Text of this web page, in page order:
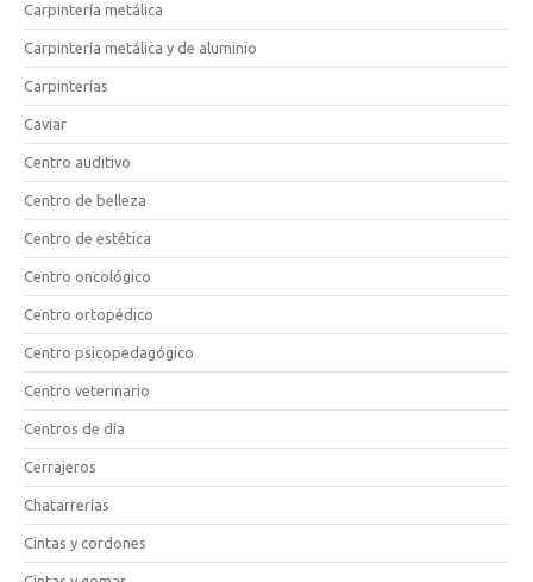
Carpintería metálica
Carpintería metálica y de aluminio
Carpinterías
Caviar
Centro auditivo
Centro de belleza
Centro de estética
Centro oncológico
Centro ortopédico
Centro psicopedagógico
Centro veterinario
Centros de día
Cerrajeros
Chatarrerías
Cintas y cordones